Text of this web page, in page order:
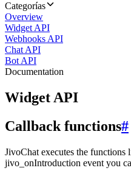
Categorías
Overview
Widget API
Webhooks API
Chat API
Bot API
Documentation
Widget API
Callback functions#
JivoChat executes the functions
jivo_onIntroduction event you